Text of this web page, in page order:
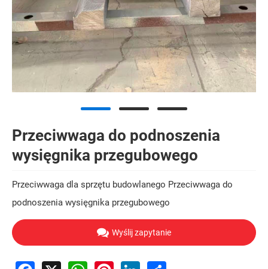
Przeciwwaga do podnoszenia
wysięgnika przegubowego
Przeciwwaga dla sprzętu budowlanego Przeciwwaga do
podnoszenia wysięgnika przegubowego
Wyślij zapytanie